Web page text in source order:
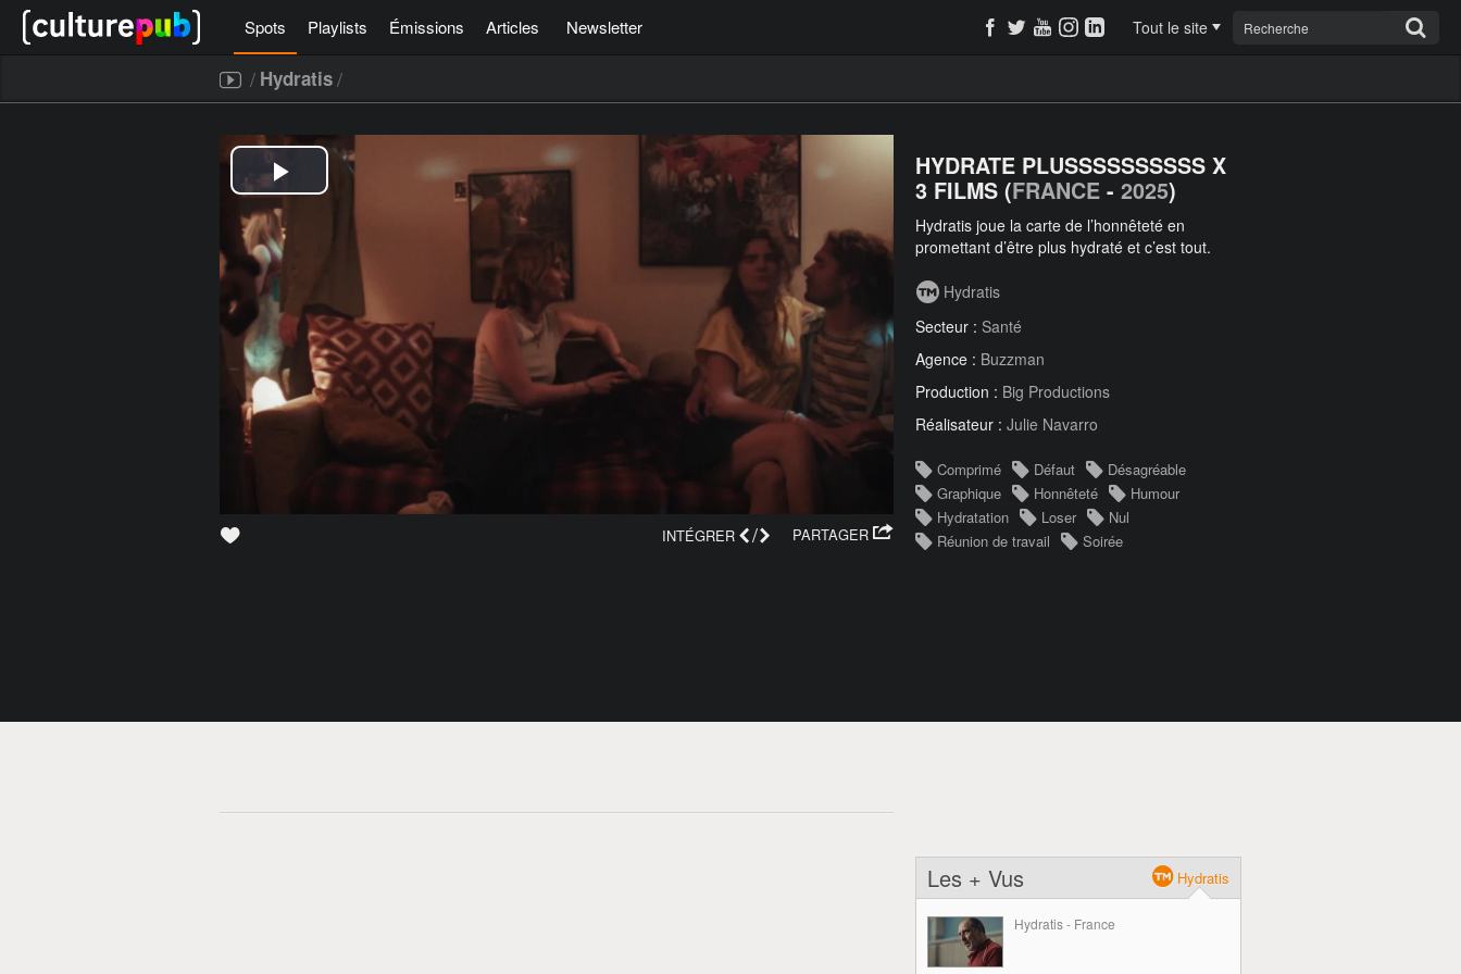
Spots Playlists Émissions Articles Newsletter Tout le site
/ Hydratis/
PARTAGER
INTÉGRER /
HYDRATE PLUSSSSSSSSSS X
3 FILMS (FRANCE - 2025)
Hydratis joue la carte de l’honnêteté en
promettant d’être plus hydraté et c’est tout.
Hydratis
Secteur : Santé
Agence : Buzzman
Production : Big Productions
Réalisateur : Julie Navarro
Comprimé Défaut
Désagréable
Graphique
Honnêteté
Humour
Hydratation
Loser
Nul
Réunion de travail
Soirée
Les + Vus Hydratis
Hydratis - France